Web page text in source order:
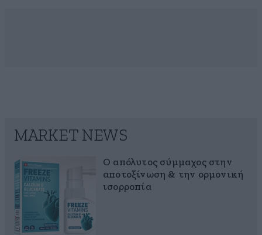
MARKET NEWS
Ο απόλυτος σύμμαχος στην
αποτοξίνωση & την ορμονική
ισορροπία